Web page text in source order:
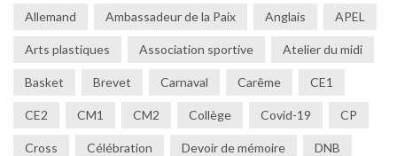
Allemand Ambassadeur de la Paix Anglais APEL
Arts plastiques Association sportive Atelier du midi
Basket Brevet Carnaval Carême CE1
CE2 CM1 CM2 Collège Covid-19 CP
Cross Célébration Devoir de mémoire DNB